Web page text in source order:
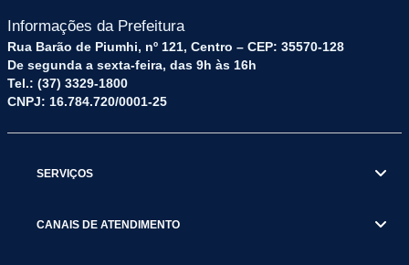
Informações da Prefeitura
Rua Barão de Piumhi, nº 121, Centro – CEP: 35570-128
De segunda a sexta-feira, das 9h às 16h
Tel.: (37) 3329-1800
CNPJ: 16.784.720/0001-25
SERVIÇOS
CANAIS DE ATENDIMENTO